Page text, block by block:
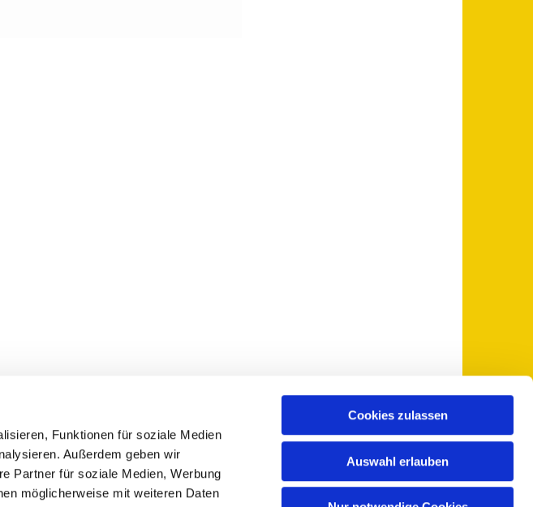
Funktionen für soziale Medien
Außerdem geben wir
Partner für soziale Medien, Werbung
möglicherweise mit weiteren Daten
Cookies zulassen
Auswahl erlauben
17489 Greifswald+49 3834 5735-0
pfarramt@sankt-otto.de
Impressum